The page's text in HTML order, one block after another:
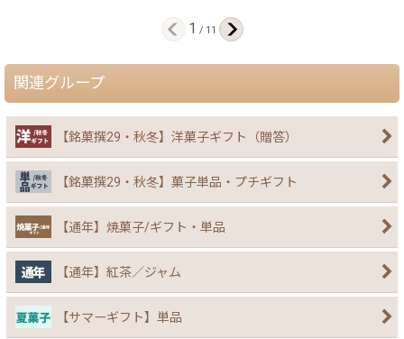
1 / 11
関連グループ
【銘菓撰29・秋冬】洋菓子ギフト（贈答）
【銘菓撰29・秋冬】菓子単品・プチギフト
【通年】焼菓子/ギフト・単品
【通年】紅茶／ジャム
【サマーギフト】単品